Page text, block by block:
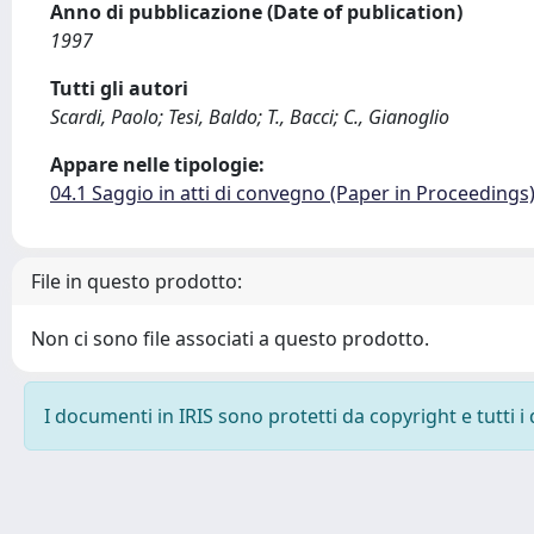
Anno di pubblicazione (Date of publication)
1997
Tutti gli autori
Scardi, Paolo; Tesi, Baldo; T., Bacci; C., Gianoglio
Appare nelle tipologie:
04.1 Saggio in atti di convegno (Paper in Proceedings)
File in questo prodotto:
Non ci sono file associati a questo prodotto.
I documenti in IRIS sono protetti da copyright e tutti